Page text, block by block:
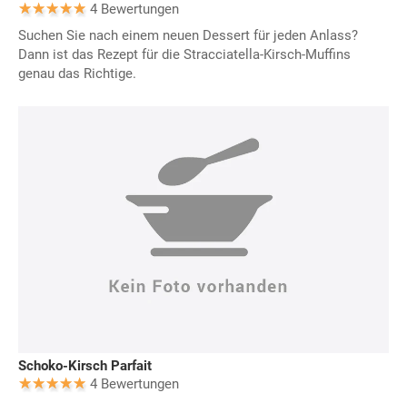
4 Bewertungen
Suchen Sie nach einem neuen Dessert für jeden Anlass?
Dann ist das Rezept für die Stracciatella-Kirsch-Muffins
genau das Richtige.
Schoko-Kirsch Parfait
4 Bewertungen